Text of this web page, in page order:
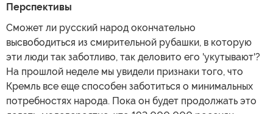
Перспективы
Сможет ли русский народ окончательно
высвободиться из смирительной рубашки, в которую
эти люди так заботливо, так деловито его 'укутывают'?
На прошлой неделе мы увидели признаки того, что
Кремль все еще способен заботиться о минимальных
потребностях народа. Пока он будет продолжать это